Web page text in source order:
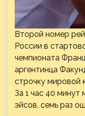
Второй номер
России в
чемпионата
аргентинца
строчку
За 1 час 40 минут
эйсов, семь раз